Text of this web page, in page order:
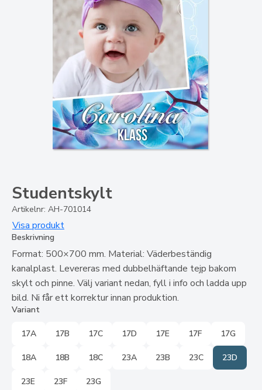
Studentskylt
Artikelnr: AH-701014
Visa produkt
Beskrivning
Format: 500×700 mm. Material: Väderbeständig
kanalplast. Levereras med dubbelhäftande tejp bakom
skylt och pinne. Välj variant nedan, fyll i info och ladda upp
bild. Ni får ett korrektur innan produktion.
Variant
17A 17B 17C 17D 17E 17F 17G
18A 18B 18C 23A 23B 23C 23D
23E 23F
23G